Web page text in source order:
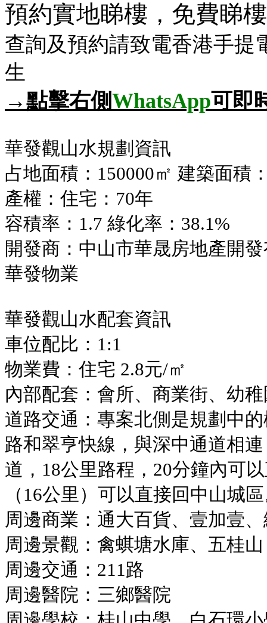
中山市
㎡
720/呎
2-4
黄先生
+852 6767 0201
+86 18928066305
預約實地睇樓，免費睇
查詢及預約請致電香港手提
生
→點擊右側WhatsApp可即
華發觀山水規劃資訊
占地面積：150000㎡ 建築面積
產權：住宅：70年
容積率：1.7 綠化率：38.1%
開發商：中山市華晟房地產開
華發物業
華發觀山水配套資訊
車位配比：1:1
物業費：住宅 2.8元/㎡
內部配套：會所、商業街、幼
道路交通：專案北側是規劃中
路和翠亨快線，與深中通道相
道，18公里路程，20分鐘內可
（16公里）可以直接回中山城
周邊商業：通大百貨、壹加壹
周邊景觀：禽蜞塘水庫、五桂山
周邊交通：211路
周邊醫院：三鄉醫院